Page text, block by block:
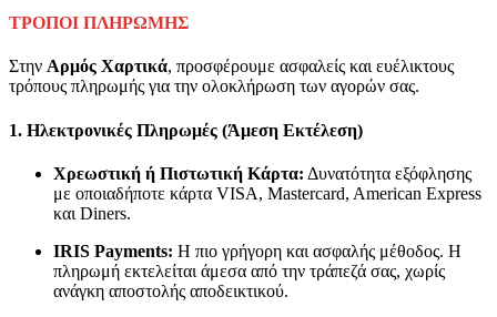
ΤΡΟΠΟΙ ΠΛΗΡΩΜΗΣ
Στην Αρμός Χαρτικά, προσφέρουμε ασφαλείς και ευέλικτους
τρόπους πληρωμής για την ολοκλήρωση των αγορών σας.
1. Ηλεκτρονικές Πληρωμές (Άμεση Εκτέλεση)
Χρεωστική ή Πιστωτική Κάρτα: Δυνατότητα εξόφλησης
με οποιαδήποτε κάρτα VISA, Mastercard, American Express
και Diners.
IRIS Payments: Η πιο γρήγορη και ασφαλής μέθοδος. Η
πληρωμή εκτελείται άμεσα από την τράπεζά σας, χωρίς
ανάγκη αποστολής αποδεικτικού.